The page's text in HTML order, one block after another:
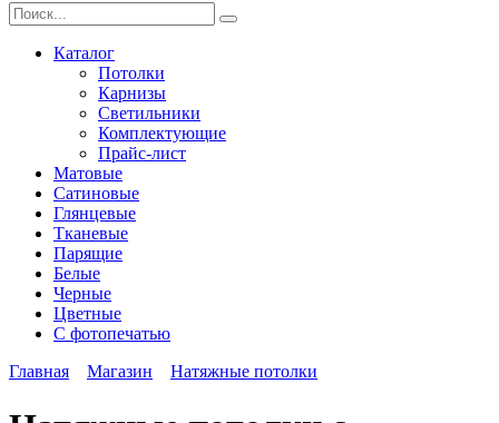
Search
for:
Каталог
Потолки
Карнизы
Светильники
Комплектующие
Прайс-лист
Матовые
Сатиновые
Глянцевые
Тканевые
Парящие
Белые
Черные
Цветные
С фотопечатью
Главная
Магазин Натяжные потолки